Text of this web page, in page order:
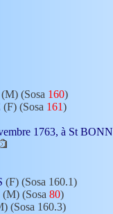
(M) (Sosa 160)
(F) (Sosa 161)
1763, à St
(F) (Sosa 160.1)
(M) (Sosa 80)
(Sosa 160.3)